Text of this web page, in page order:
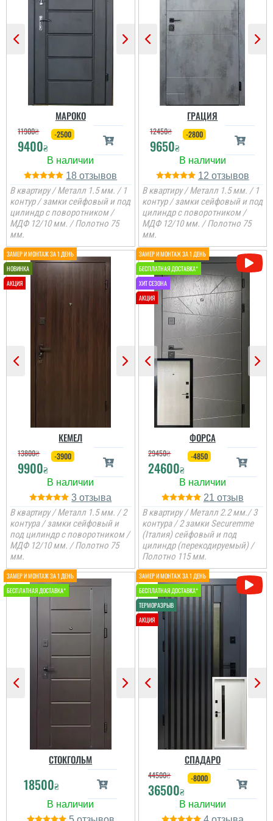
чекати не потрібно було
непогані.
Ірина
Двері дуже
сподобались, дякую за
все від заміру до
установки.
Двері недорогі та мають
два контури ущільнення,
Олег
Сподобався конструктив
та наповненням. Тут ж
стеродур+мінвата і
фольгоізол ну і
терморозрив. Хлопці
установщик професійні
...
В магазині дуже великий
вибір і дуже
модель. Встановили
читати всі відгуки
Іван
Класний дизайн,надійне
дерев'яне покриття,
хороші замки і метал,
гарно утеплені, дякую за
допомогу у виборі
дверей, все дуже
МАРОКО
11900₴
9400₴
-2500
18
В квартиру / Металл 1.5 мм. / 1
контур / замки сейфовый и под
цилиндр с поворотником /
МДФ 12/10 мм. / Полотно 75
мм.
ГРАЦИЯ
12450₴
9650₴
-2800
12
В квартиру / Металл 1.5 мм. / 1
контур / замки сейфовый и под
цилиндр с поворотником /
МДФ 12/10 мм. / Полотно 75
мм.
КЕМЕЛ
13800₴
9900₴
-3900
3
В квартиру / Металл 1.5 мм. / 2
контура / замки сейфовый и
под цилиндр с поворотником /
МДФ 12/10 мм. / Полотно 75
мм.
ФОРСА
29450₴
24600₴
-4850
21
В квартиру / Металл 2.2 мм./ 3
контура / 2 замки Securemme
(Італия) сейфовый и под
цилиндр (перекодируемый) /
Полотно 115 мм.
СТОКГОЛЬМ
18500₴
СПАДАРО
44500₴
36500₴
-8000